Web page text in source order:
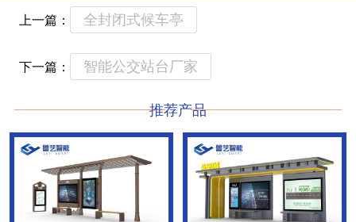
上一篇： 全封闭式候车亭
下一篇： 智能公交站台厂家
推荐产品